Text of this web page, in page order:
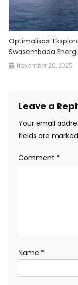
Optimalisasi
Swasembada Energi
November 20, 2025
Leave a
Your email
fields are marked
Comment *
Name *